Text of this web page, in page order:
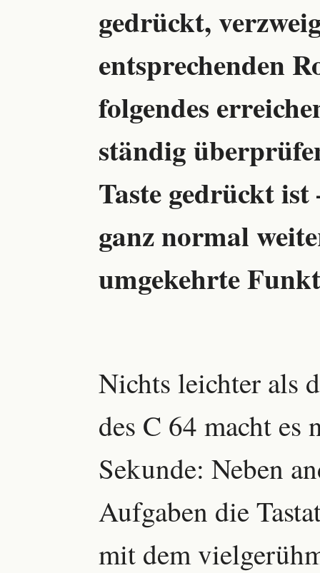
gedrückt,
entsprechenden
folgendes
ständig
Taste gedrückt
ganz normal
umgekehrte
Nichts leichter als
des C 64 macht es
Sekunde: Neben
Aufgaben die
mit dem